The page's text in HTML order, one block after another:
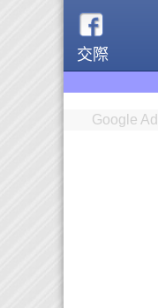
交際
資金需求
Google